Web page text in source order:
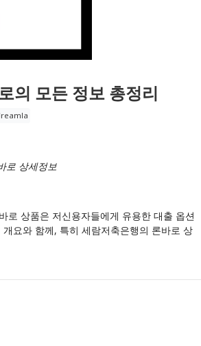
의 모든 정보 총정리
로 상세정보
로 상품은 저신용자들에게 유용한 대출 옵션
요와 함께, 특히 세람저축은행의 론바로 상